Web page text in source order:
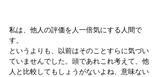
私は、他人の評価を人一倍気にする人間で
す。
というよりも、以前はそのことすらに気づい
ていませんでした。頭であれこれ考えて、他
人と比較してもしょうがないよね、意味ない